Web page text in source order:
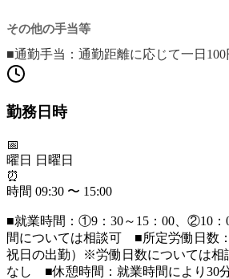
その他の手当等
■通勤手当：通勤距離に応じて一日100
勤務日時
📅
曜日
日曜日
⏰
時間 09:30 〜 15:00
■就業時間：①9：30～15：00、②10
間については相談可 ■所定労働日数：
祝日の出勤）※労働日数については
なし ■休憩時間：就業時間により30